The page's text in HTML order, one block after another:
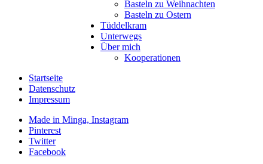
Basteln zu Weihnachten
Basteln zu Ostern
Tüddelkram
Unterwegs
Über mich
Kooperationen
Startseite
Datenschutz
Impressum
Made in Minga, Instagram
Pinterest
Twitter
Facebook